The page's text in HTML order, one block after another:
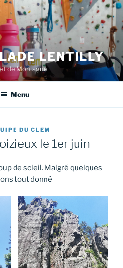
LENTILLY
de Montagne
Menu
DU CLEM
le 1er juin
de soleil. Malgré quelques
tout donné